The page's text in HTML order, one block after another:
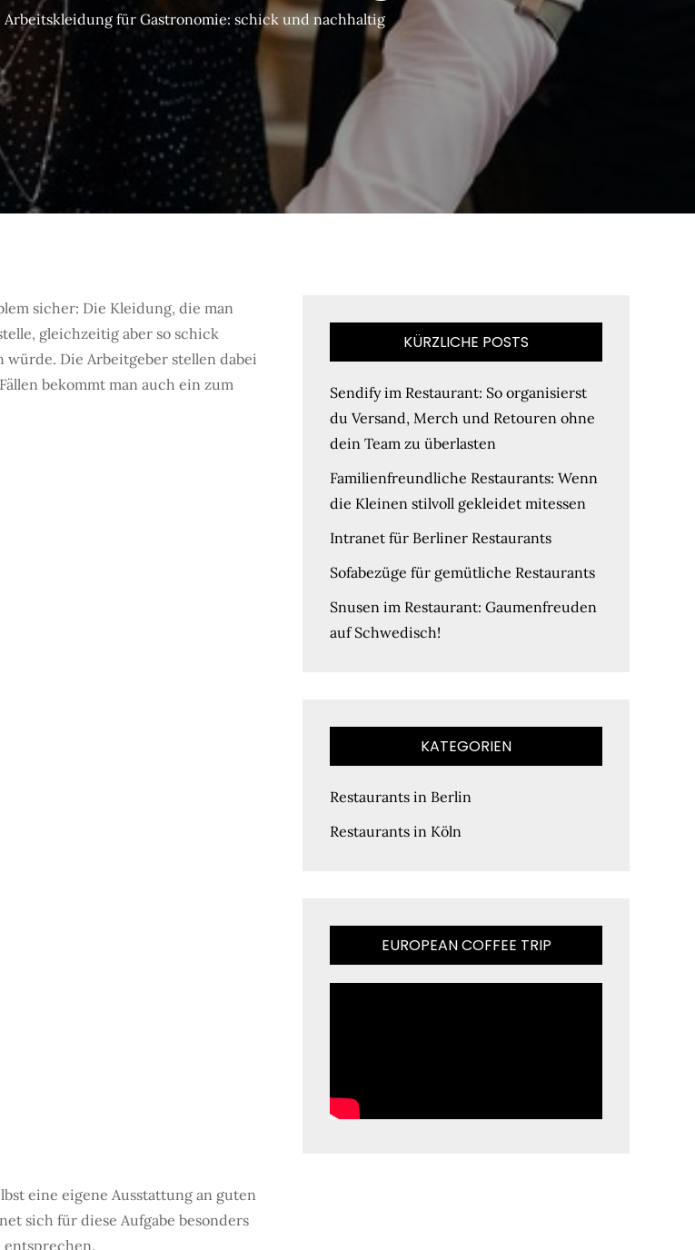
Arbeitskleidung für Gastronomie: schick und nachhaltig
sicher: Die Kleidung, die man
gleichzeitig aber so schick
würde. Die Arbeitgeber stellen dabei
bekommt man auch ein zum
eine eigene Ausstattung an guten
sich für diese Aufgabe besonders
KÜRZLICHE POSTS
Sendify im Restaurant: So organisierst
du Versand, Merch und Retouren ohne
dein Team zu überlasten
Familienfreundliche Restaurants: Wenn
die Kleinen stilvoll gekleidet mitessen
Intranet für Berliner Restaurants
Sofabezüge für gemütliche Restaurants
Snusen im Restaurant: Gaumenfreuden
auf Schwedisch!
KATEGORIEN
Restaurants in Berlin
Restaurants in Köln
EUROPEAN COFFEE TRIP